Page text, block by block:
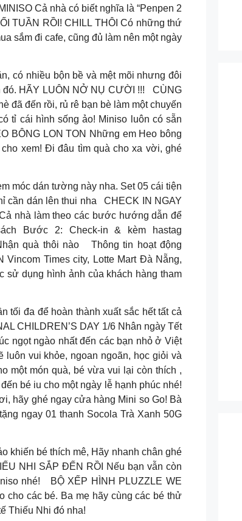
Cả nhà có biết nghĩa là “Penpen 2
TUẦN RỒI! CHILL THÔI Có những thứ
sắm đi cafe, cũng đủ làm nên một ngày
có nhiều bộn bề và mệt mõi nhưng đôi
HÃY LUÔN NỞ NỤ CƯỜI !!!
CÙNG
đã đến rồi, rủ rê bạn bè làm một chuyến
tỉ cái hình sống ảo! Miniso luôn có sẵn
BÔNG LON TON Những em Heo bông
xem! Đi đâu tìm quà cho xa vời, ghé
móc dán tường này nha. Set 05 cái tiện
cần dán lên thui nha
CHECK IN NGAY
nhà làm theo các bước hướng dẫn để
Bước 2: Check-in & kèm hastag
quà thôi nào
Thông tin hoạt động
Vincom Times city, Lotte Mart Đà Nẵng,
dụng hình ảnh của khách hàng tham
tối đa để hoàn thành xuất sắc hết tất cả
CHILDREN’S DAY 1/6 Nhân ngày Tết
ngọt ngào nhất đến các bạn nhỏ ở Việt
vui khỏe, ngoan ngoãn, học giỏi và
một món quà, bé vừa vui lại còn thích ,
bé iu cho một ngày lễ hạnh phúc nhé!
hãy ghé ngay cửa hàng Mini so Go! Bà
ngay 01 thanh Socola Trà Xanh 50G
khiến bé thích mê, Hãy nhanh chân ghé
NHI SẮP ĐẾN RỒI Nếu bạn vẫn còn
nhé!
BỘ XẾP HÌNH PLUZZLE WE
cho các bé. Ba mẹ hãy cùng các bé thử
Thiếu Nhi đó nha!